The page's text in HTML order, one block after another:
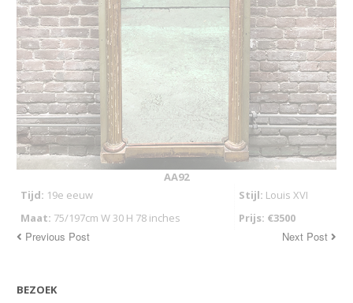
AA92
Tijd: 19e eeuw Stijl: Louis XVI
Maat: 75/197cm W 30 H 78 inches Prijs: €3500
Previous Post Next Post
BEZOEK